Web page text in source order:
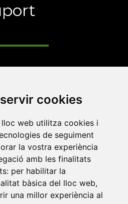
cookies
web utilitza cookies i
de seguiment
la vostra experiència
amb les finalitats
per habilitar la
bàsica del lloc web,
una millor experiència al
•Universitat d'Alacant
•Universitat Autònoma de
de Barcelona•Universitat